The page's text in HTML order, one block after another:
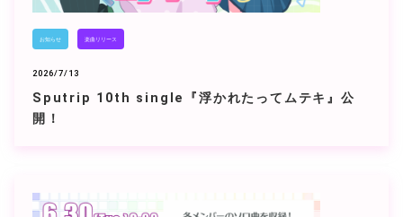
お知らせ 楽曲リリース
2026/7/13
Sputrip 10th single『浮かれたってムテキ』公
開！